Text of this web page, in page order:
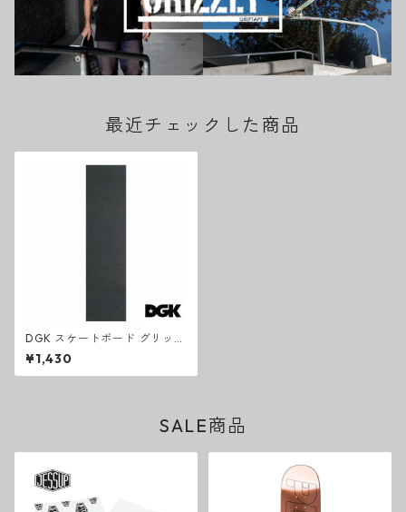
最近チェックした商品
DGK スケートボード グリップ
テープ OG BLACK ブラック
デッキテープ ディージーケー
¥1,430
SALE商品